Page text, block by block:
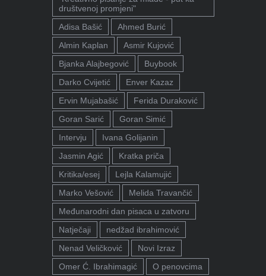
društvenoj promjeni"
Adisa Bašić
Ahmed Burić
Almin Kaplan
Asmir Kujović
Bjanka Alajbegović
Buybook
Darko Cvijetić
Enver Kazaz
Ervin Mujabašić
Ferida Duraković
Goran Sarić
Goran Simić
Intervju
Ivana Golijanin
Jasmin Agić
Kratka priča
Kritika/esej
Lejla Kalamujić
Marko Vešović
Melida Travančić
Međunarodni dan pisaca u zatvoru
Natječaji
nedžad ibrahimović
Nenad Veličković
Novi Izraz
Omer Ć. Ibrahimagić
O penovcima